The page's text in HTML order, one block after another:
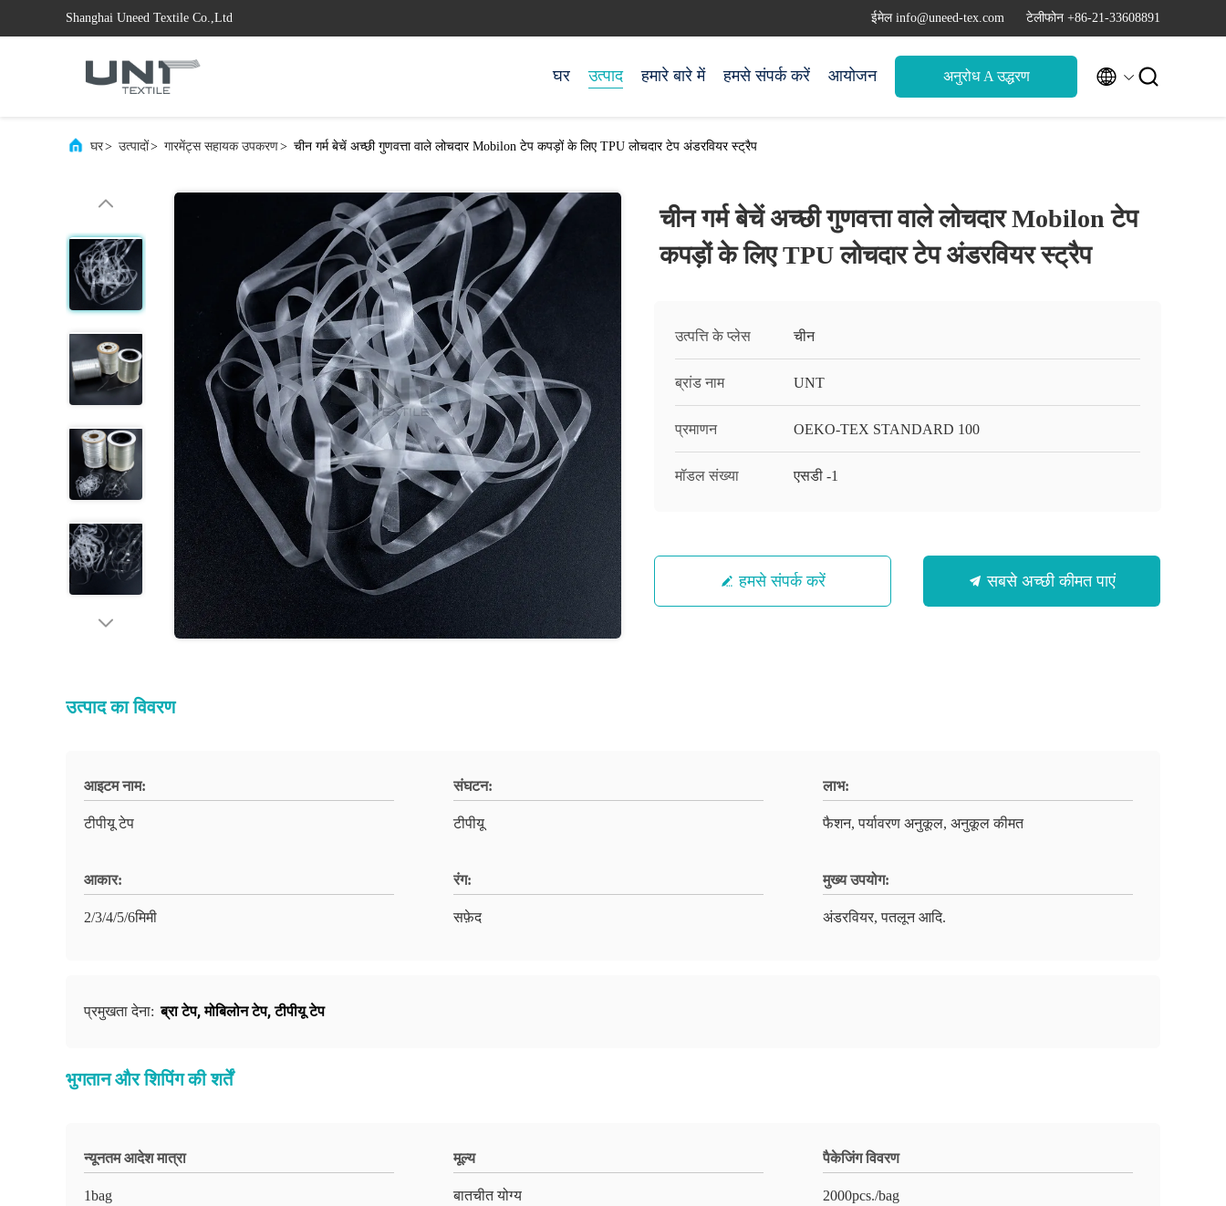
Shanghai Uneed Textile Co.,Ltd ईमेल info@uneed-tex.com टेलीफोन +86-21-33608891
घर उत्पाद हमारे बारे में हमसे संपर्क करें आयोजन अनुरोध A उद्धरण  
घर> उत्पादों> गारमेंट्स सहायक उपकरण> चीन गर्म बेचें अच्छी गुणवत्ता वाले लोचदार Mobilon टेप कपड़ों के लिए TPU लोचदार टेप अंडरवियर स्ट्रैप
चीन गर्म बेचें अच्छी गुणवत्ता वाले लोचदार Mobilon टेप
कपड़ों के लिए TPU लोचदार टेप अंडरवियर स्ट्रैप
उत्पत्ति के प्लेस चीन
ब्रांड नाम UNT
प्रमाणन OEKO-TEX STANDARD 100
मॉडल संख्या एसडी -1
हमसे संपर्क करें सबसे अच्छी कीमत पाएं
उत्पाद का विवरण
आइटम नाम:
टीपीयू टेप
संघटन:
टीपीयू
लाभ:
फैशन, पर्यावरण अनुकूल, अनुकूल कीमत
आकार:
2/3/4/5/6मिमी
रंग:
सफ़ेद
मुख्य उपयोग:
अंडरवियर, पतलून आदि.
प्रमुखता देना: ब्रा टेप,मोबिलोन टेप,टीपीयू टेप
भुगतान और शिपिंग की शर्तें
न्यूनतम आदेश मात्रा
1bag
मूल्य
बातचीत योग्य
पैकेजिंग विवरण
2000pcs./bag